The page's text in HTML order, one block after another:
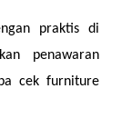
penawaran
cek furniture